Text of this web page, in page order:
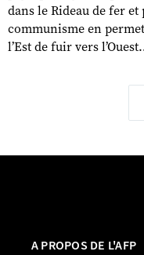
dans le Rideau de fer
communisme en
l’Est de fuir vers
A PROPOS DE L'AFP